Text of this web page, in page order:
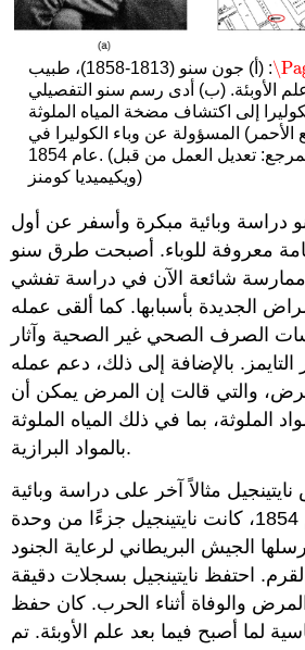
: (أ) جون سنو (1813-1858)، طبيب
الأوبئة. (ب) أدى رسم سنو التفصيلي
إلى اكتشاف مضخة المياه الملوثة
المسؤولة عن وباء الكوليرا في
عام 1854. (المرجع: تعديل العمل من قبل «Rsabbatini» /
ويكيميديا كومنز)
دراسة وبائية مبكرة وأسفر عن أول
معروفة للوباء. أصبحت طرق سنو
ممارسة شائعة الآن في دراسة تفشي
الجديدة بأسبابها. كما ألقى عمله
الصرف الصحي غير الصحية وآثار
التايمز. بالإضافة إلى ذلك، دعم عمله
والتي قالت إن المرض يمكن أن
الملوثة، بما في ذلك المياه الملوثة
بالمواد البرازية.
مثالاً آخر على دراسة وبائية
مبكرة. في عام 1854، كانت نايتينجيل جزءًا من وحدة
الجيش البريطاني لرعاية الجنود
احتفظ نايتينجيل بسجلات دقيقة
والوفاة أثناء الحرب. كان حفظ
لما أصبح فيما بعد علم الأوبئة. تم